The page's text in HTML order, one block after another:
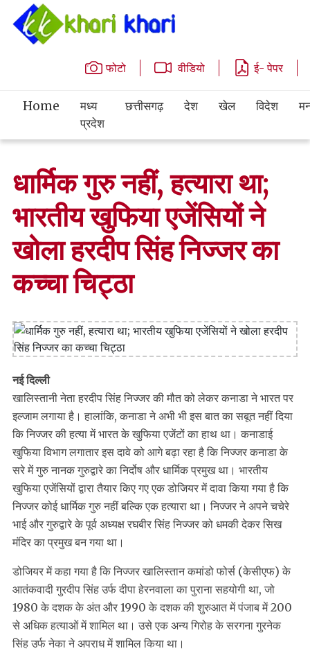
फोटो वीडियो ई- पेपर
Home
मध्य
प्रदेश
छत्तीसगढ़ देश खेल विदेश
धार्मिक गुरु नहीं, हत्यारा था;
भारतीय खुफिया एजेंसियों ने
खोला हरदीप सिंह निज्जर का
कच्चा चिट्ठा
नई दिल्ली
खालिस्तानी नेता हरदीप सिंह निज्जर की मौत को लेकर कनाडा ने भारत पर
इल्जाम लगाया है। हालांकि, कनाडा ने अभी भी इस बात का सबूत नहीं दिया
कि निज्जर की हत्या में भारत के खुफिया एजेंटों का हाथ था। कनाडाई
खुफिया विभाग लगातार इस दावे को आगे बढ़ा रहा है कि निज्जर कनाडा के
सरे में गुरु नानक गुरुद्वारे का निर्दोष और धार्मिक प्रमुख था। भारतीय
खुफिया एजेंसियों द्वारा तैयार किए गए एक डोजियर में दावा किया गया है कि
निज्जर कोई धार्मिक गुरु नहीं बल्कि एक हत्यारा था। निज्जर ने अपने चचेरे
भाई और गुरुद्वारे के पूर्व अध्यक्ष रघबीर सिंह निज्जर को धमकी देकर सिख
मंदिर का प्रमुख बन गया था।
डोजियर में कहा गया है कि निज्जर खालिस्तान कमांडो फोर्स (केसीएफ) के
आतंकवादी गुरदीप सिंह उर्फ ​​दीपा हेरनवाला का पुराना सहयोगी था, जो
1980 के दशक के अंत और 1990 के दशक की शुरुआत में पंजाब में 200
से अधिक हत्याओं में शामिल था। उसे एक अन्य गिरोह के सरगना गुरनेक
सिंह उर्फ ​​नेका ने अपराध में शामिल किया था।